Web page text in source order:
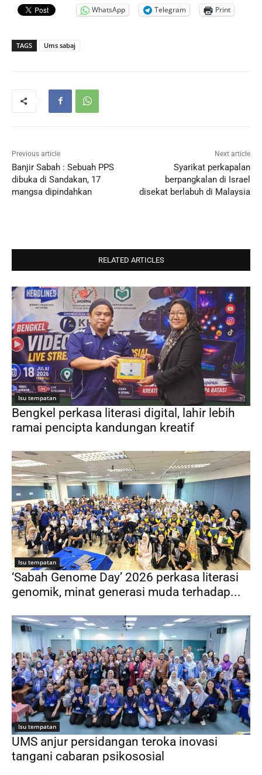
WhatsApp Telegram Print
TAGS Ums sabaj
Previous article
Banjir Sabah : Sebuah PPS
dibuka di Sandakan, 17
mangsa dipindahkan
Next article
Syarikat perkapalan
berpangkalan di Israel
disekat berlabuh di Malaysia
RELATED ARTICLES
Isu tempatan
Bengkel perkasa literasi digital, lahir lebih
ramai pencipta kandungan kreatif
Isu tempatan
‘Sabah Genome Day’ 2026 perkasa literasi
genomik, minat generasi muda terhadap...
Isu tempatan
UMS anjur persidangan teroka inovasi
tangani cabaran psikososial